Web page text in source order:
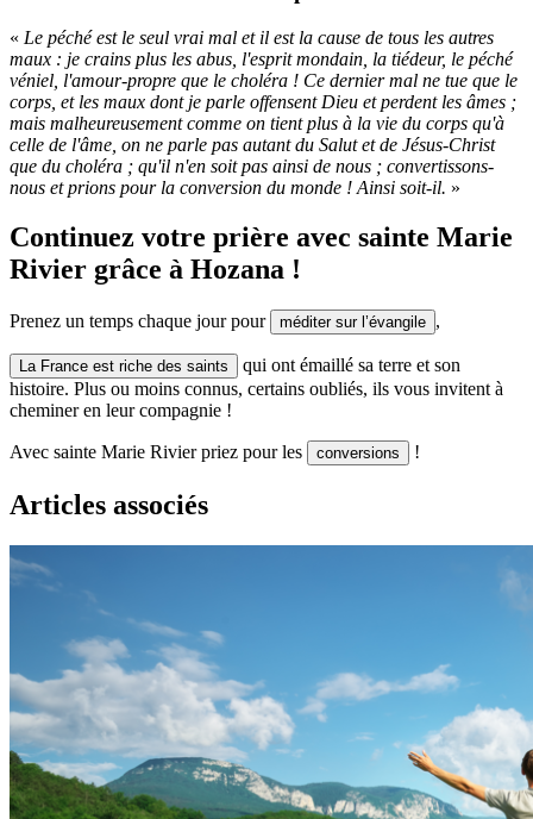
« Le péché est le seul vrai mal et il est la cause de tous les autres
maux : je crains plus les abus, l'esprit mondain, la tiédeur, le péché
véniel, l'amour-propre que le choléra ! Ce dernier mal ne tue que le
corps, et les maux dont je parle offensent Dieu et perdent les âmes ;
mais malheureusement comme on tient plus à la vie du corps qu'à
celle de l'âme, on ne parle pas autant du Salut et de Jésus-Christ
que du choléra ; qu'il n'en soit pas ainsi de nous ; convertissons-
nous et prions pour la conversion du monde ! Ainsi soit-il. »
Continuez votre prière avec sainte Marie
Rivier grâce à Hozana !
Prenez un temps chaque jour pour méditer sur l’évangile ,
La France est riche des saints
qui ont émaillé sa terre et son
histoire. Plus ou moins connus, certains oubliés, ils vous invitent à
cheminer en leur compagnie !
Avec sainte Marie Rivier priez pour les conversions !
Articles associés